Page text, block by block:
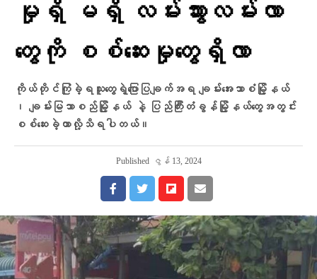
မှုရှိ မရှိ လမ်းသွားလမ်းလာ
တွေကို စစ်ဆေးမှုတွေရှိလာ
ကိုယ်တိုင်ကြုံခဲ့ရသူတွေရဲ့ပြောပြချက်အရ ချမ်းအေးသာစံမြို့နယ်
၊ ချမ်းမြသာစည်မြို့နယ် နဲ့ ပြည်ကြီးတံခွန်မြို့နယ်တွေအတွင်း
စစ်ဆေးခဲ့တာလို့သိရပါတယ်။
Published ဇွန် 13, 2024